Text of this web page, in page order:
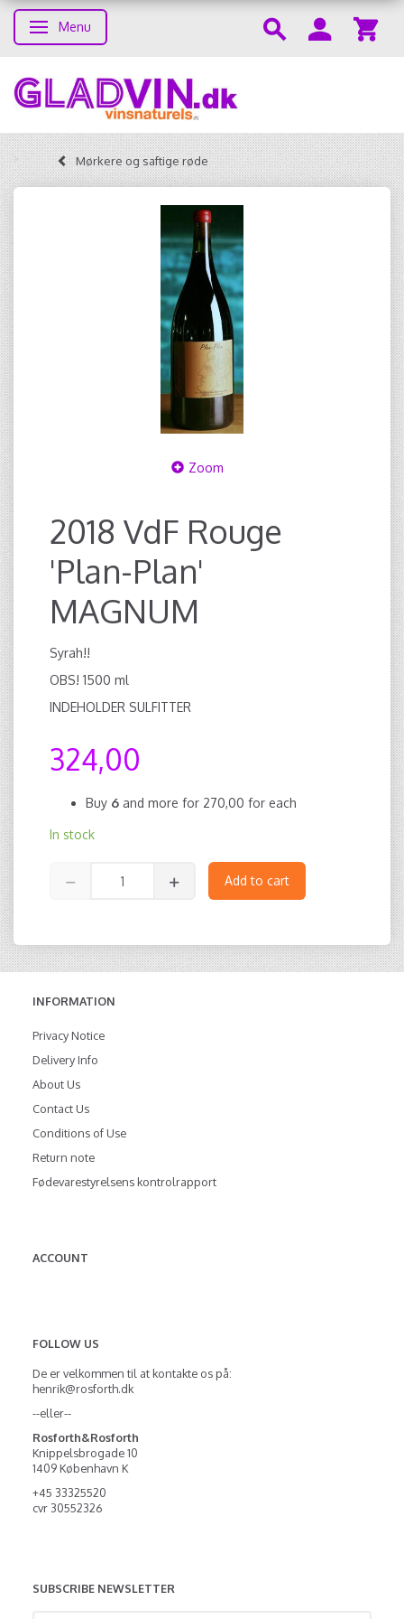
Toggle navigation
Menu
Mørkere og saftige røde
Zoom
2018 VdF Rouge
'Plan-Plan'
MAGNUM
Syrah!!
OBS! 1500 ml
INDEHOLDER SULFITTER
324,00
Buy 6 and more for 270,00 for each
In stock
Add to cart
INFORMATION
Privacy Notice
Delivery Info
About Us
Contact Us
Conditions of Use
Return note
Fødevarestyrelsens kontrolrapport
ACCOUNT
FOLLOW US
De er velkommen til at kontakte os på:
henrik@rosforth.dk
--eller--
Rosforth&Rosforth
Knippelsbrogade 10
1409 København K
+45 33325520
cvr 30552326
SUBSCRIBE NEWSLETTER